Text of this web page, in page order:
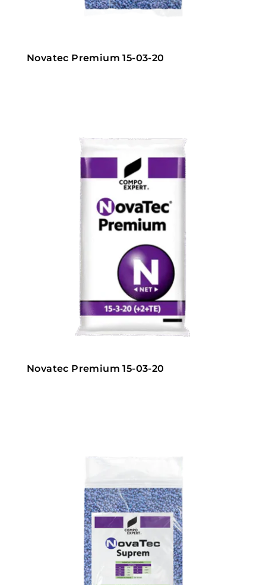
Novatec Premium 15-03-20
Novatec Premium 15-03-20